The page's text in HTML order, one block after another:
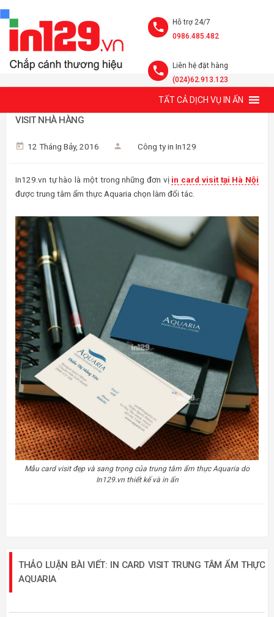
Hỗ trợ 24/7
0986.485.482
Liên hệ đặt hàng
(024)62.913.123
TẤT CẢ DỊCH VỤ IN ẤN
IN CARD VISIT TRUNG TÂM ẨM THỰC AQUARIA - MẪU CARD
VISIT NHÀ HÀNG
12 Tháng Bảy, 2016 Công ty in In129
In129.vn tự hào là một trong những đơn vị in card visit tại Hà Nội
được trung tâm ẩm thực Aquaria chọn làm đối tác.
Mẫu card visit đẹp và sang trọng của trung tâm ẩm thực Aquaria do
In129.vn thiết kế và in ấn
THẢO LUẬN BÀI VIẾT: IN CARD VISIT TRUNG TÂM ẨM THỰC
AQUARIA